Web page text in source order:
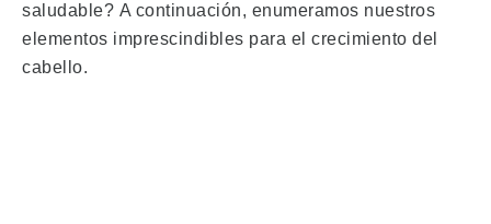
saludable? A continuación, enumeramos nuestros
elementos imprescindibles para el crecimiento del
cabello.